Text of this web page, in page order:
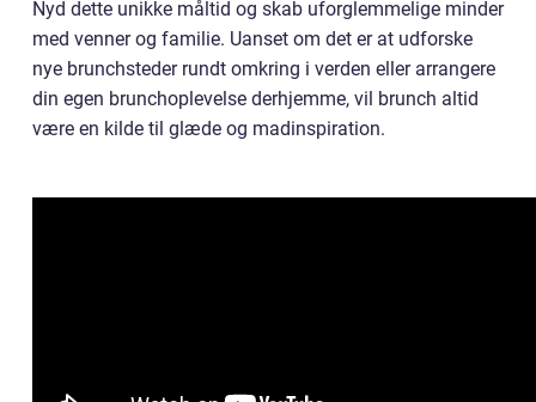
Nyd dette unikke måltid og skab uforglemmelige minder
med venner og familie. Uanset om det er at udforske
nye brunchsteder rundt omkring i verden eller arrangere
din egen brunchoplevelse derhjemme, vil brunch altid
være en kilde til glæde og madinspiration.